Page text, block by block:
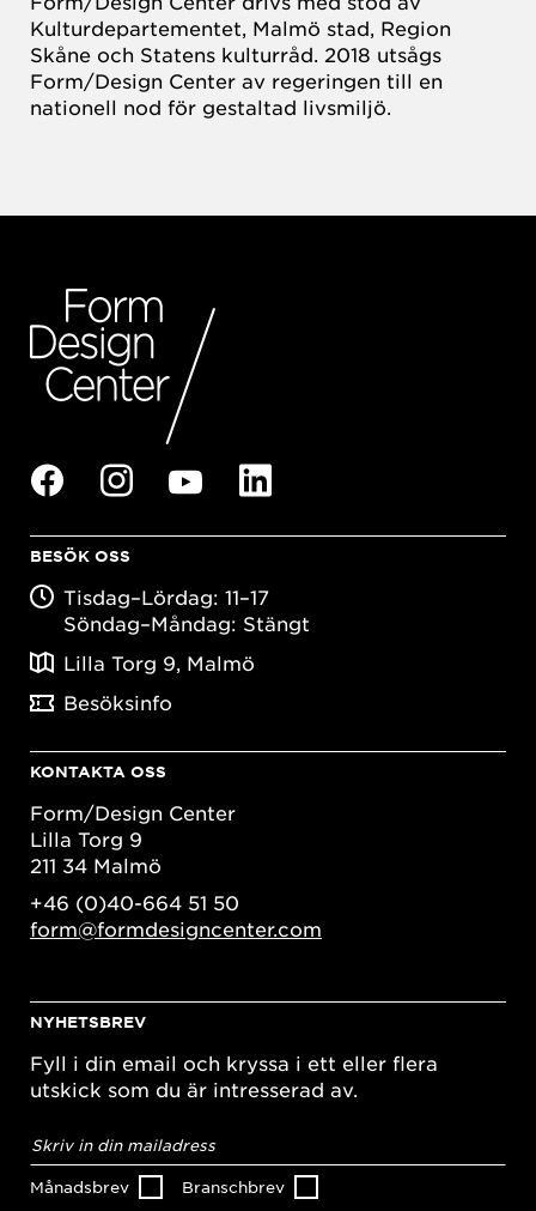
Kulturdepartementet, Malmö stad, Region
Skåne och Statens kulturråd. 2018 utsågs
Form/Design Center av regeringen till en
nationell nod för gestaltad livsmiljö.
BESÖK OSS
Tisdag–Lördag: 11–17
Söndag–Måndag: Stängt
Lilla Torg 9, Malmö
Besöksinfo
KONTAKTA OSS
Form/Design Center
Lilla Torg 9
211 34 Malmö
+46 (0)40-664 51 50
form@formdesigncenter.com
NYHETSBREV
Fyll i din email och kryssa i ett eller flera
utskick som du är intresserad av.
postadress*
Månadsbrev Branschbrev